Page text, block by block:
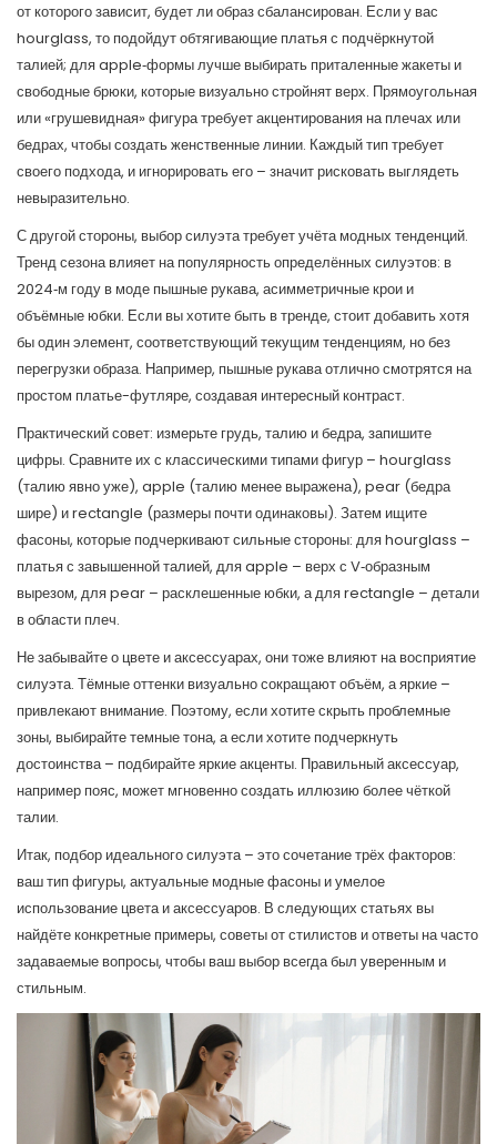
от которого зависит, будет ли образ сбалансирован. Если у вас
hourglass, то подойдут обтягивающие платья с подчёркнутой
талией; для apple‑формы лучше выбирать приталенные жакеты и
свободные брюки, которые визуально стройнят верх. Прямоугольная
или «грушевидная» фигура требует акцентирования на плечах или
бедрах, чтобы создать женственные линии. Каждый тип требует
своего подхода, и игнорировать его – значит рисковать выглядеть
невыразительно.
С другой стороны, выбор силуэта требует учёта модных тенденций.
Тренд сезона влияет на популярность определённых силуэтов: в
2024‑м году в моде пышные рукава, асимметричные крои и
объёмные юбки. Если вы хотите быть в тренде, стоит добавить хотя
бы один элемент, соответствующий текущим тенденциям, но без
перегрузки образа. Например, пышные рукава отлично смотрятся на
простом платье-футляре, создавая интересный контраст.
Практический совет: измерьте грудь, талию и бедра, запишите
цифры. Сравните их с классическими типами фигур – hourglass
(талию явно уже), apple (талию менее выражена), pear (бедра
шире) и rectangle (размеры почти одинаковы). Затем ищите
фасоны, которые подчеркивают сильные стороны: для hourglass –
платья с завышенной талией, для apple – верх с V‑образным
вырезом, для pear – расклешенные юбки, а для rectangle – детали
в области плеч.
Не забывайте о цвете и аксессуарах, они тоже влияют на восприятие
силуэта. Тёмные оттенки визуально сокращают объём, а яркие –
привлекают внимание. Поэтому, если хотите скрыть проблемные
зоны, выбирайте темные тона, а если хотите подчеркнуть
достоинства – подбирайте яркие акценты. Правильный аксессуар,
например пояс, может мгновенно создать иллюзию более чёткой
талии.
Итак, подбор идеального силуэта – это сочетание трёх факторов:
ваш тип фигуры, актуальные модные фасоны и умелое
использование цвета и аксессуаров. В следующих статьях вы
найдёте конкретные примеры, советы от стилистов и ответы на часто
задаваемые вопросы, чтобы ваш выбор всегда был уверенным и
стильным.